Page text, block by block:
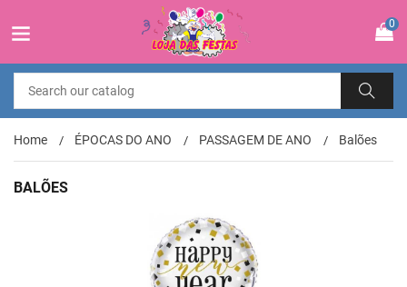
0
Home ÉPOCAS DO ANO PASSAGEM DE ANO Balões
BALÕES